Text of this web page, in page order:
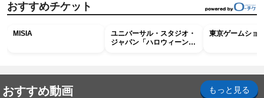
おすすめチケット
MISIA
ユニバーサル・スタジオ・
ジャパン「ハロウィーン・
東京ゲームショ
おすすめ動画 もっと見る